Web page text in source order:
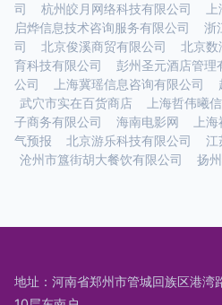
司
杭州皎月网络科技有限公司
启烨信息技术咨询服务有限公司
浙
司
北京俊溪商贸有限公司 北京数
育科技有限公司
彭州圣元酒店管理
公司
上海冀瑶信息咨询有限公司
武穴市实在百货商店
上海哲伟曦
子商务有限公司
海南电影网 上
气预报
北京游乐科技有限公司
江
沧州市簋街胡大餐饮有限公司
扬
地址：河南省郑州市管城回族区港